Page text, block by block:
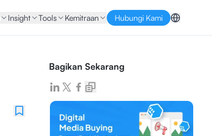
Insight Tools Kemitraan Hubungi Kami
Bagikan Sekarang